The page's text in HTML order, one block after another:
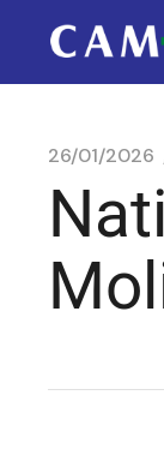
26/01/2026